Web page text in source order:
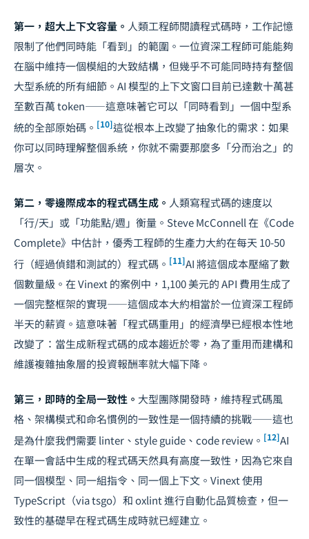
第一，超大上下文容量。 人類工程師閱讀程式碼時，工作記憶
限制了他們同時能「看到」的範圍。一位資深工程師可能能夠
在腦中維持一個模組的大致結構，但幾乎不可能同時持有整個
大型系統的所有細節。AI 模型的上下文窗口目前已達數十萬甚
至數百萬 token——這意味著它可以「同時看到」一個中型系
統的全部原始碼。 [10]這從根本上改變了抽象化的需求：如果
你可以同時理解整個系統，你就不需要那麼多「分而治之」的
層次。
第二，零邊際成本的程式碼生成。 人類寫程式碼的速度以
「行/天」或「功能點/週」衡量。Steve McConnell 在《Code
Complete》中估計，優秀工程師的生產力大約在每天 10-50
行（經過偵錯和測試的）程式碼。 [11]AI 將這個成本壓縮了數
個數量級。在 Vinext 的案例中，1,100 美元的 API 費用生成了
一個完整框架的實現——這個成本大約相當於一位資深工程師
半天的薪資。這意味著「程式碼重用」的經濟學已經根本性地
改變了：當生成新程式碼的成本趨近於零，為了重用而建構和
維護複雜抽象層的投資報酬率就大幅下降。
第三，即時的全局一致性。 大型團隊開發時，維持程式碼風
格、架構模式和命名慣例的一致性是一個持續的挑戰——這也
是為什麼我們需要 linter、style guide、code review。 [12]AI
在單一會話中生成的程式碼天然具有高度一致性，因為它來自
同一個模型、同一組指令、同一個上下文。Vinext 使用
TypeScript（via tsgo）和 oxlint 進行自動化品質檢查，但一
致性的基礎早在程式碼生成時就已經建立。